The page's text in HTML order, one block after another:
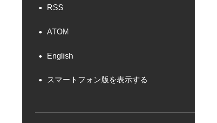
RSS
ATOM
English
スマートフォン版を表示する